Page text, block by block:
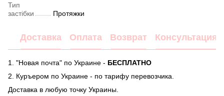
Тип
застібки
Протяжки
Доставка Оплата Возврат Консультация
1. "Новая почта" по Украине - БЕСПЛАТНО
2. Куръером по Украине - по тарифу перевозчика.
Доставка в любую точку Украины.